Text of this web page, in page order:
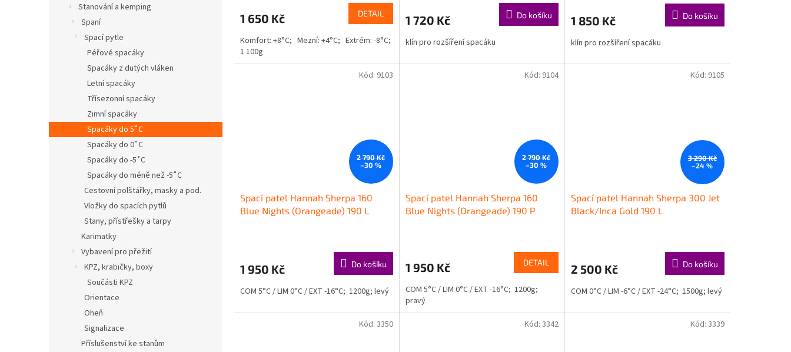
Stanování a kemping
Spaní
Spací pytle
Péřové spacáky
Spacáky z dutých vláken
Letní spacáky
Třísezonní spacáky
Zimní spacáky
Spacáky do 5˚C
Spacáky do 0˚C
Spacáky do -5˚C
Spacáky do méně než -5˚C
Cestovní polštářky, masky a pod.
Vložky do spacích pytlů
Stany, přístřešky a tarpy
Karimatky
Vybavení pro přežití
KPZ, krabičky, boxy
Součásti KPZ
Orientace
Oheň
Signalizace
Příslušenství ke stanům
1 650 Kč DETAIL
Komfort: +8°C; Mezní: +4°C; Extrém: -8°C;
1 100g
1 720 Kč Do košíku
klín pro rozšíření spacáku
1 850 Kč Do košíku
klín pro rozšíření spacáku
2 790 Kč
–30 %
Spací patel Hannah Sherpa 160
Blue Nights (Orangeade) 190 L
1 950 Kč Do košíku
COM 5°C / LIM 0°C / EXT -16°C; 1200g; levý
Kód: 9103
2 790 Kč
–30 %
Spací patel Hannah Sherpa 160
Blue Nights (Orangeade) 190 P
1 950 Kč DETAIL
COM 5°C / LIM 0°C / EXT -16°C; 1200g;
pravý
Kód: 9104
3 290 Kč
–24 %
Spací patel Hannah Sherpa 300 Jet
Black/Inca Gold 190 L
2 500 Kč Do košíku
COM 0°C / LIM -6°C / EXT -24°C; 1500g; levý
Kód: 9105
Kód: 3350 Kód: 3342 Kód: 3339